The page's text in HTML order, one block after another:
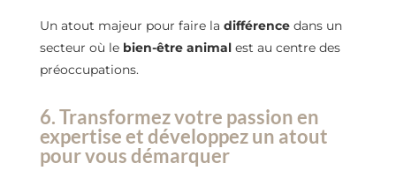
Un atout majeur pour faire la différencedans un
secteur où le bien-être animalest au centre des
préoccupations.
6. Transformez votre passion en
expertise et développez un atout
pour vous démarquer